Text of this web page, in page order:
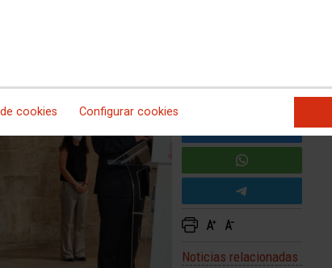
cookies Configurar cookies
Noticias relacionadas